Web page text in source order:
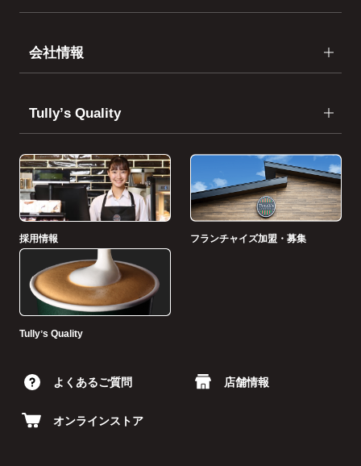
会社情報
Tullyʼs Quality
採用情報 フランチャイズ加盟・募集
Tullyʼs Quality
よくあるご質問 店舗情報
オンラインストア